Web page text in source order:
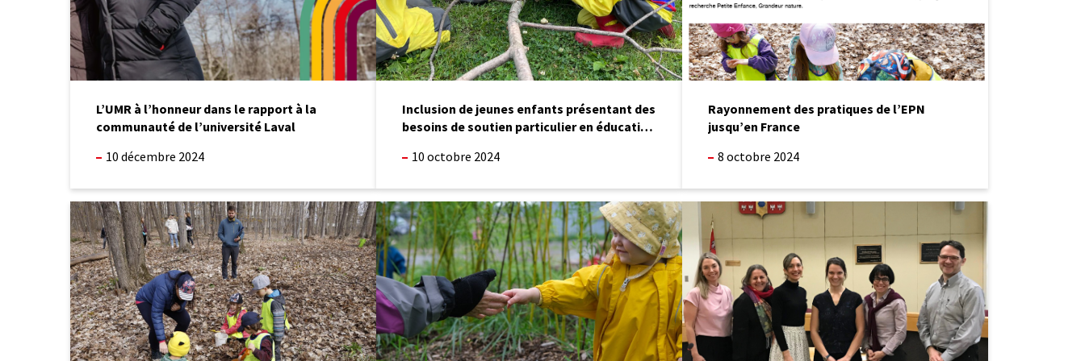
L’UMR à l’honneur dans le rapport à la
communauté de l’université Laval
10 décembre 2024
de
l’université
Laval
Inclusion de jeunes enfants présentant des
besoins de soutien particulier en éducation
10 octobre 2024
particulier
en
éducation
par
la
Rayonnement des pratiques de l’EPN
jusqu’en France
8 octobre 2024
Programmation
de
bourses
–
Automne
2024
On
embauche!
Félicitations
à
Édith
Allard,
nouvelle
diplômée
de
l’UMR!